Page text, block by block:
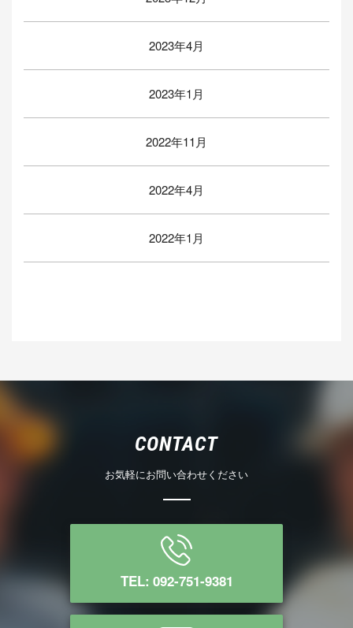
2023年4月
2023年1月
2022年11月
2022年4月
2022年1月
CONTACT
お気軽にお問い合わせください
TEL: 092-751-9381